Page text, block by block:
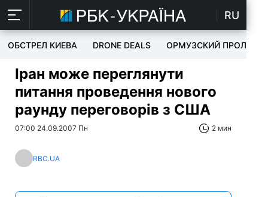
RU
ОБСТРЕЛ КИЕВА DRONE DEALS ОРМУЗСКИЙ ПРОЛИВ
Іран може переглянути
питання проведення нового
раунду переговорів з США
07:00 24.09.2007 Пн 2 мин
RBC.UA